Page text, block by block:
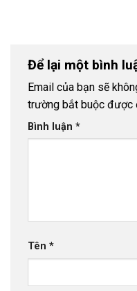
Để lại một bình
Email của bạn sẽ
trường bắt buộc được
Bình luận *
Tên *